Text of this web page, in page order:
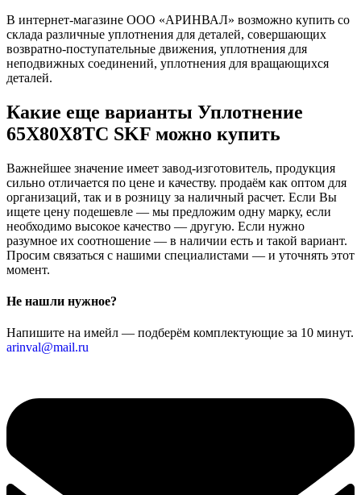
В интернет-магазине ООО «АРИНВАЛ» возможно купить со
склада различные уплотнения для деталей, совершающих
возвратно-поступательные движения, уплотнения для
неподвижных соединений, уплотнения для вращающихся
деталей.
Какие еще варианты Уплотнение
65X80X8TC SKF можно купить
Важнейшее значение имеет завод-изготовитель, продукция
сильно отличается по цене и качеству. продаём как оптом для
организаций, так и в розницу за наличный расчет. Если Вы
ищете цену подешевле — мы предложим одну марку, если
необходимо высокое качество — другую. Если нужно
разумное их соотношение — в наличии есть и такой вариант.
Просим связаться с нашими специалистами — и уточнять этот
момент.
Не нашли нужное?
Напишите на имейл — подберём комплектующие за 10 минут.
arinval@mail.ru